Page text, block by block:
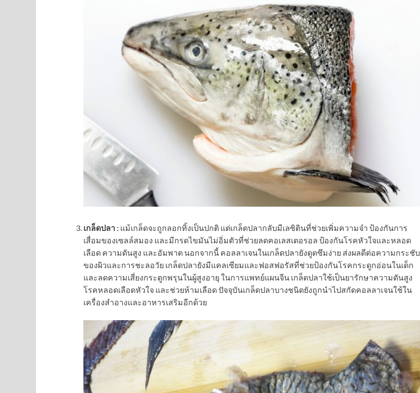
เกล็ดปลา : แม้เกล็ดจะถูกลอกทิ้งเป็นปกติ แต่เกล็ดปลากลับมีเลซิตินที่ช่วยเพิ่มความจำ ป้องกันการ
เสื่อมของเซลล์สมอง และมีกรดไขมันไม่อิ่มตัวที่ช่วยลดคอเลสเตอรอล ป้องกันโรคหัวใจและหลอด
เลือด ความดันสูง และอัมพาต นอกจากนี้ คอลลาเจนในเกล็ดปลายังดูดซึมง่าย ส่งผลดีต่อความกระชับ
ของผิวและการชะลอวัย เกล็ดปลายังมีแคลเซียมและฟอสฟอรัสที่ช่วยป้องกันโรคกระดูกอ่อนในเด็ก
และลดความเสี่ยงกระดูกพรุนในผู้สูงอายุ ในการแพทย์แผนจีน เกล็ดปลาใช้เป็นยารักษาความดันสูง
โรคหลอดเลือดหัวใจ และช่วยห้ามเลือด ปัจจุบันเกล็ดปลาบางชนิดยังถูกนำไปสกัดคอลลาเจนใช้ใน
เครื่องสำอางและอาหารเสริมอีกด้วย